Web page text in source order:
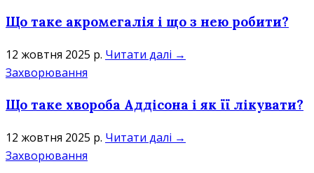
Що таке акромегалія і що з нею робити?
12 жовтня 2025 р. Читати далі →
Захворювання
Що таке хвороба Аддісона і як її лікувати?
12 жовтня 2025 р. Читати далі →
Захворювання